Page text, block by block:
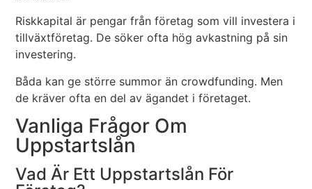
Riskkapital är pengar från företag som vill investera i
tillväxtföretag. De söker ofta hög avkastning på sin
investering.
Båda kan ge större summor än crowdfunding. Men
de kräver ofta en del av ägandet i företaget.
Vanliga Frågor Om
Uppstartslån
Vad Är Ett Uppstartslån För